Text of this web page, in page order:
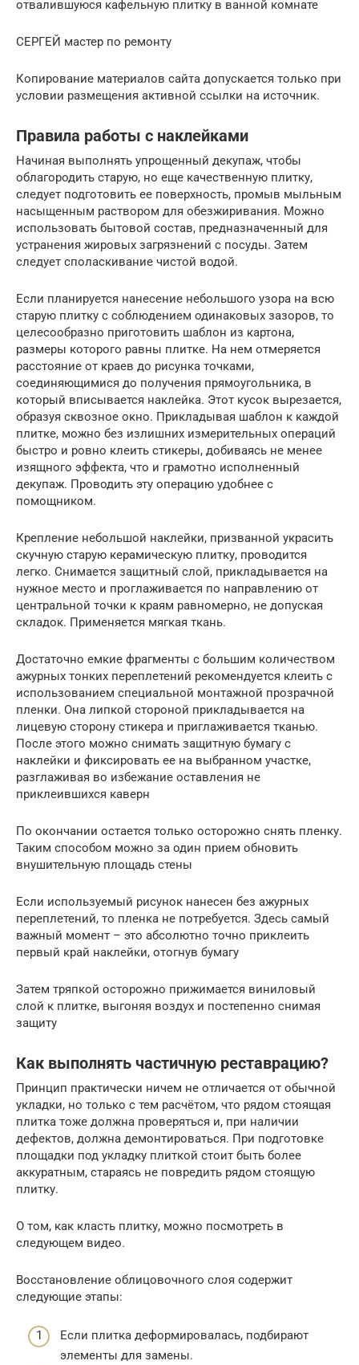
отвалившуюся кафельную плитку в ванной комнате
СЕРГЕЙ мастер по ремонту
Копирование материалов сайта допускается только при
условии размещения активной ссылки на источник.
Правила работы с наклейками
Начиная выполнять упрощенный декупаж, чтобы
облагородить старую, но еще качественную плитку,
следует подготовить ее поверхность, промыв мыльным
насыщенным раствором для обезжиривания. Можно
использовать бытовой состав, предназначенный для
устранения жировых загрязнений с посуды. Затем
следует споласкивание чистой водой.
Если планируется нанесение небольшого узора на всю
старую плитку с соблюдением одинаковых зазоров, то
целесообразно приготовить шаблон из картона,
размеры которого равны плитке. На нем отмеряется
расстояние от краев до рисунка точками,
соединяющимися до получения прямоугольника, в
который вписывается наклейка. Этот кусок вырезается,
образуя сквозное окно. Прикладывая шаблон к каждой
плитке, можно без излишних измерительных операций
быстро и ровно клеить стикеры, добиваясь не менее
изящного эффекта, что и грамотно исполненный
декупаж. Проводить эту операцию удобнее с
помощником.
Крепление небольшой наклейки, призванной украсить
скучную старую керамическую плитку, проводится
легко. Снимается защитный слой, прикладывается на
нужное место и проглаживается по направлению от
центральной точки к краям равномерно, не допуская
складок. Применяется мягкая ткань.
Достаточно емкие фрагменты с большим количеством
ажурных тонких переплетений рекомендуется клеить с
использованием специальной монтажной прозрачной
пленки. Она липкой стороной прикладывается на
лицевую сторону стикера и приглаживается тканью.
После этого можно снимать защитную бумагу с
наклейки и фиксировать ее на выбранном участке,
разглаживая во избежание оставления не
приклеившихся каверн
По окончании остается только осторожно снять пленку.
Таким способом можно за один прием обновить
внушительную площадь стены
Если используемый рисунок нанесен без ажурных
переплетений, то пленка не потребуется. Здесь самый
важный момент – это абсолютно точно приклеить
первый край наклейки, отогнув бумагу
Затем тряпкой осторожно прижимается виниловый
слой к плитке, выгоняя воздух и постепенно снимая
защиту
Как выполнять частичную реставрацию?
Принцип практически ничем не отличается от обычной
укладки, но только с тем расчётом, что рядом стоящая
плитка тоже должна проверяться и, при наличии
дефектов, должна демонтироваться. При подготовке
площадки под укладку плиткой стоит быть более
аккуратным, стараясь не повредить рядом стоящую
плитку.
О том, как класть плитку, можно посмотреть в
следующем видео.
Восстановление облицовочного слоя содержит
следующие этапы:
Если плитка деформировалась, подбирают
элементы для замены.